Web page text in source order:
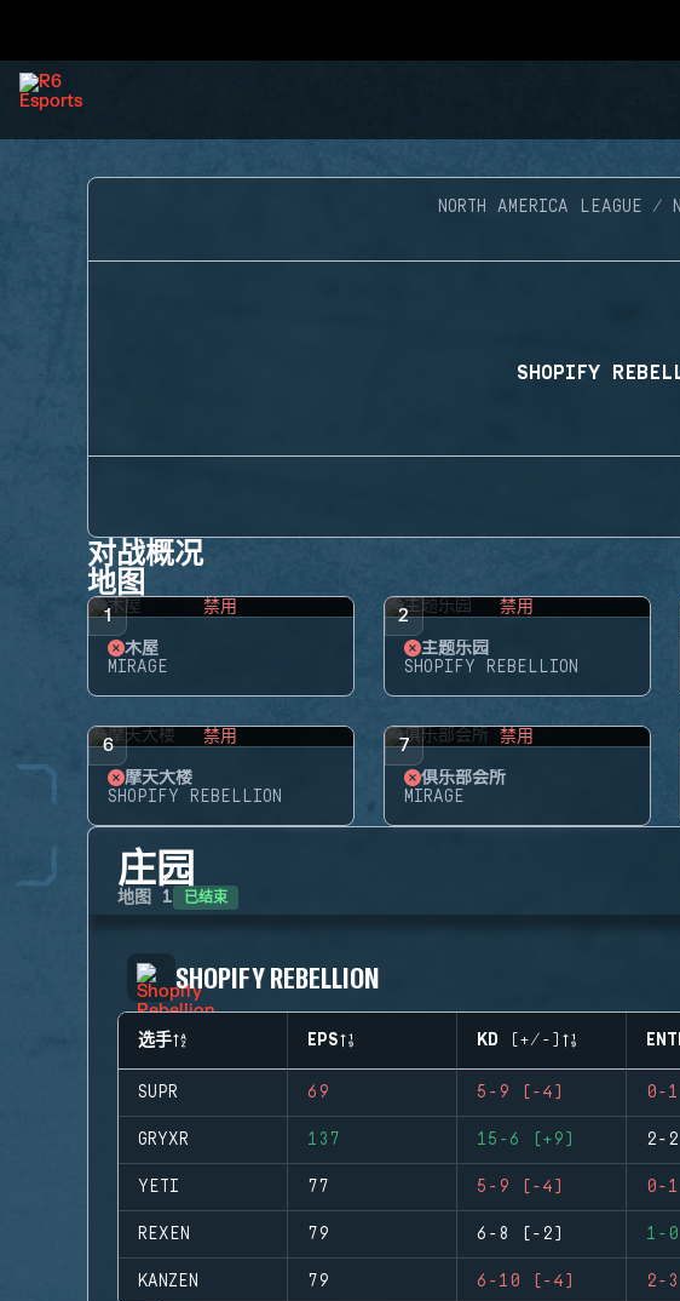
NORTH AMERICA LEAGUE
SHOPIFY
对战概况
地图
1 禁用
木屋
MIRAGE
2 禁用
主题乐园
SHOPIFY REBELLION
6 禁用
摩天大楼
SHOPIFY REBELLION
7 禁用
俱乐部会所
MIRAGE
庄园
地图 1 已结束
SHOPIFY REBELLION
选手 EPS KD (+/-)
SUPR 69 5-9 (-4) 0-
GRYXR 137 15-6 (+9) 2-
YETI 77 5-9 (-4) 0-
REXEN 79 6-8 (-2) 1-
KANZEN 79 6-10 (-4) 2-